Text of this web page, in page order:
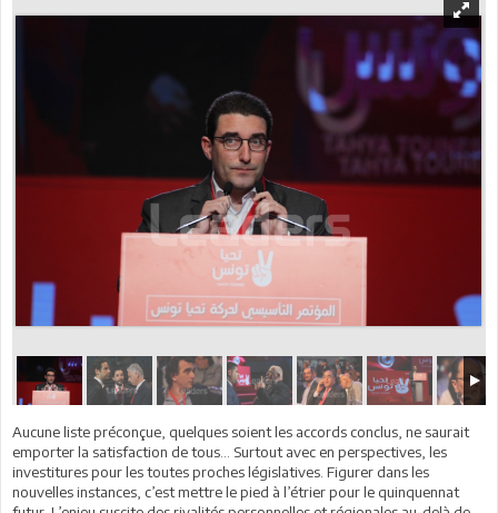
Aucune liste préconçue, quelques soient les accords conclus, ne saurait
emporter la satisfaction de tous… Surtout avec en perspectives, les
investitures pour les toutes proches législatives. Figurer dans les
nouvelles instances, c’est mettre le pied à l’étrier pour le quinquennat